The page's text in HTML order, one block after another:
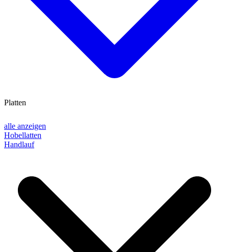
alle anzeigen
Hobellatten
Handlauf
Platten